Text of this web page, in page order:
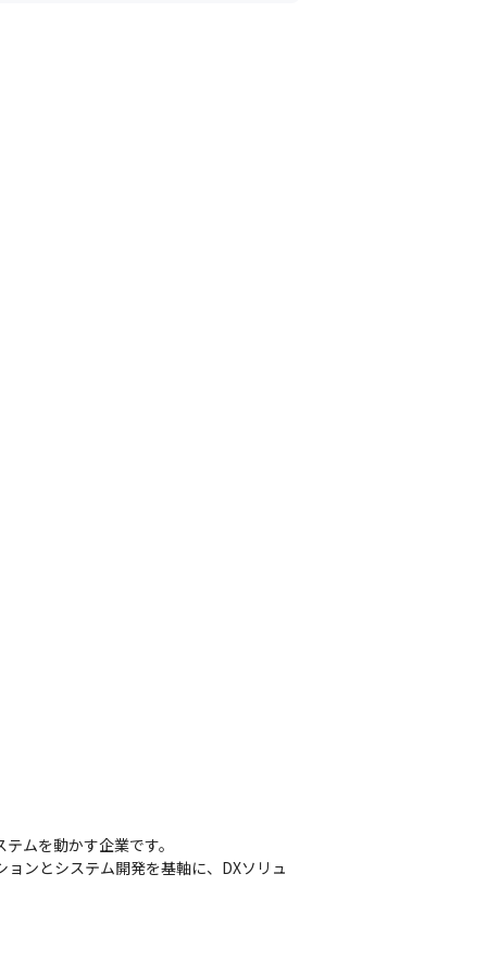
ムを動かす企業です。
ンとシステム開発を基軸に、DXソリュ